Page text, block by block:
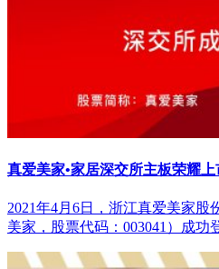
真爱美家•家居深交所主板荣耀上
2021年4月6日，浙江真爱美家股
美家，股票代码：003041）成功